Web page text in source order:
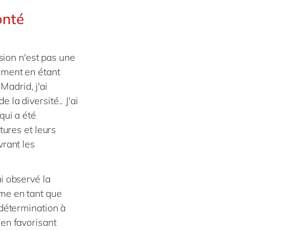
n'est pas une
en étant
j'ai
la diversité.. J'ai
a été
et leurs
les
observé la
en tant que
à
favorisant